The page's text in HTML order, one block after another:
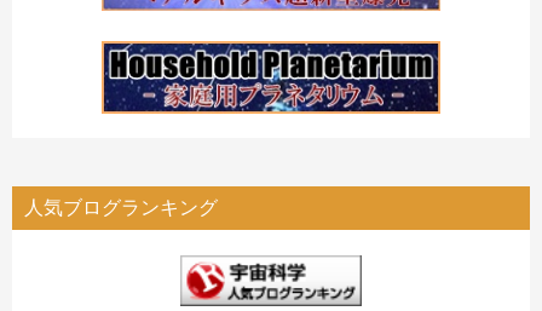
人気ブログランキング